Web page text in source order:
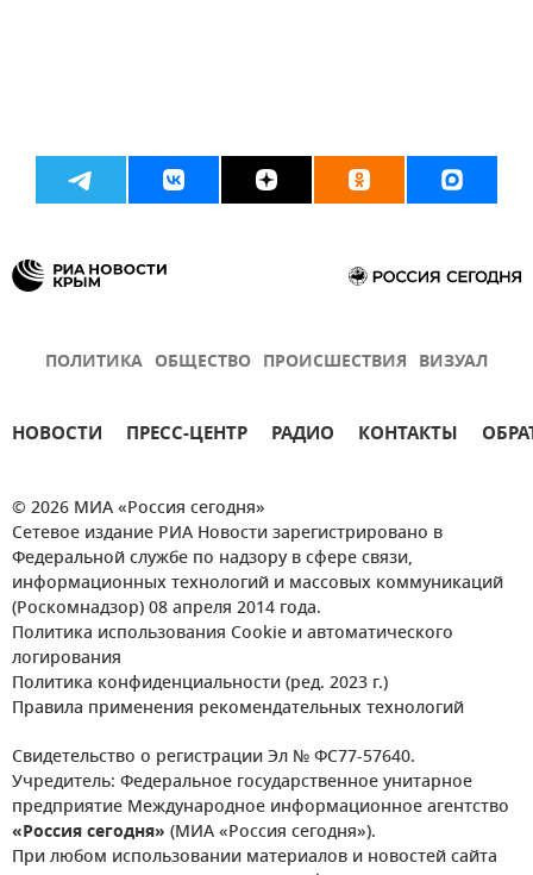
ПОЛИТИКА ОБЩЕСТВО ПРОИСШЕСТВИЯ ВИЗУАЛ
НОВОСТИ ПРЕСС-ЦЕНТР РАДИО КОНТАКТЫ
© 2026 МИА «Россия сегодня»
Сетевое издание РИА Новости зарегистрировано в
Федеральной службе по надзору в сфере связи,
информационных технологий и массовых коммуникаций
(Роскомнадзор) 08 апреля 2014 года.
Политика использования Cookie и автоматического
логирования
Политика конфиденциальности (ред. 2023 г.)
Правила применения рекомендательных технологий
Свидетельство о регистрации Эл № ФС77-57640.
Учредитель: Федеральное государственное унитарное
предприятие Международное информационное агентство
«Россия сегодня» (МИА «Россия сегодня»).
При любом использовании материалов и новостей сайта